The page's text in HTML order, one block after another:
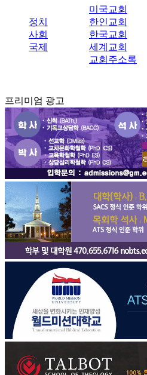
정치
사회
국제
미국교회
한인교회
한국교회
세계교회
교회주소록
프리미엄 광고